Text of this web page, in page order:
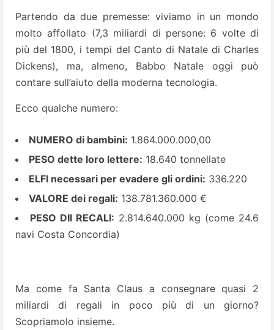
Partendo da due premesse: viviamo in un mondo
molto affollato (7,3 miliardi di persone: 6 volte di
più del 1800, i tempi del Canto di Natale di Charles
Dickens), ma, almeno, Babbo Natale oggi può
contare sull’aiuto della moderna tecnologia.
Ecco qualche numero:
NUMERO di bambini: 1.864.000.000,00
PESO dette loro lettere: 18.640 tonnellate
ELFI necessari per evadere gli ordini: 336.220
VALORE dei regali: 138.781.360.000 €
PESO DII RECALI: 2.814.640.000 kg (come 24.6
navi Costa Concordia)
Ma come fa Santa Claus a consegnare quasi 2
miliardi di regali in poco più di un giorno?
Scopriamolo insieme.